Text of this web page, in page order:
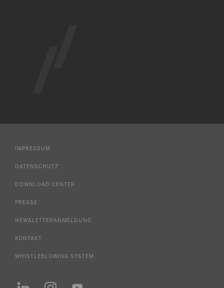
IMPRESSUM
DATENSCHUTZ
DOWNLOAD CENTER
PRESSE
NEWSLETTERANMELDUNG
KONTAKT
WHISTLEBLOWING SYSTEM